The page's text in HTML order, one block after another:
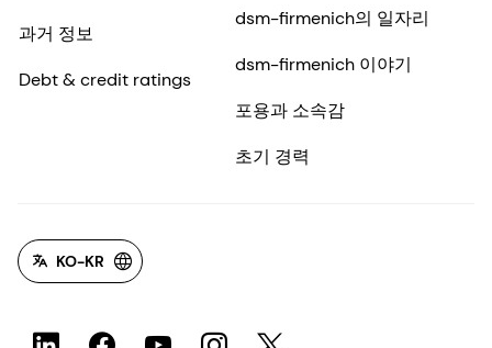
과거 정보
Debt & credit ratings
dsm-firmenich의 일자리
dsm-firmenich 이야기
포용과 소속감
초기 경력
KO-KR